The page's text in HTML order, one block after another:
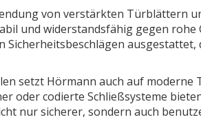
von verstärkten Türblättern
und widerstandsfähig gegen rohe
Sicherheitsbeschlägen
setzt Hörmann auch auf moderne
oder codierte Schließsysteme
nur sicherer, sondern auch